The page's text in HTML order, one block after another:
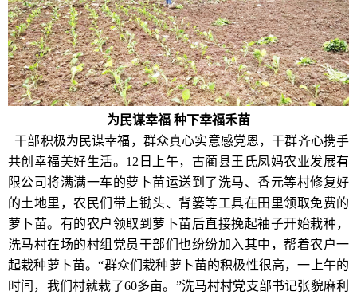
为民谋幸福 种下幸福禾苗
干部积极为民谋幸福，群众真心实意感党恩，干群齐心携手
共创幸福美好生活。12日上午，古蔺县王氏凤妈农业发展有
限公司将满满一车的萝卜苗运送到了洗马、香元等村修复好
的土地里，农民们带上锄头、背篓等工具在田里领取免费的
萝卜苗。有的农户领取到萝卜苗后直接挽起袖子开始栽种，
洗马村在场的村组党员干部们也纷纷加入其中，帮着农户一
起栽种萝卜苗。“群众们栽种萝卜苗的积极性很高，一上午的
时间，我们村就栽了60多亩。”洗马村村党支部书记张貌麻利